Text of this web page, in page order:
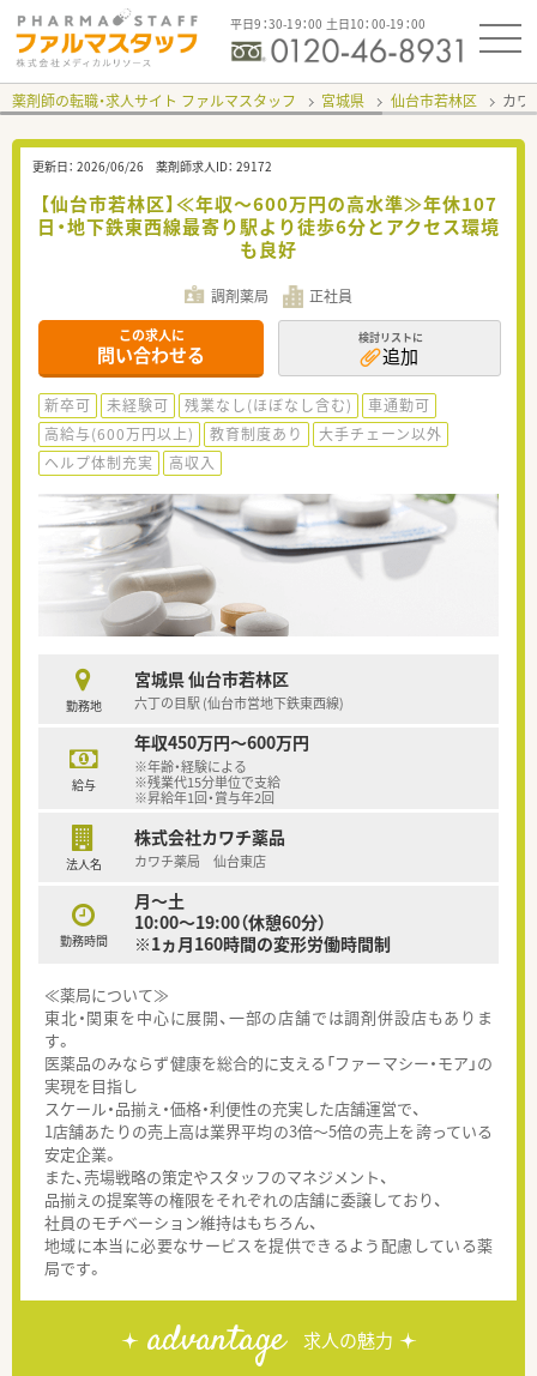
平日9：30-19：00 土日10：00-19：00
薬剤師の転職・求人サイト ファルマスタッフ 宮城県 仙台市若林区 カ
更新日： 2026/06/26 薬剤師求人ID： 29172
【仙台市若林区】≪年収～600万円の高水準≫年休107
日・地下鉄東西線最寄り駅より徒歩6分とアクセス環境
も良好
調剤薬局 正社員
この求人に
問い合わせる
検討リストに
追加
新卒可 未経験可 残業なし(ほぼなし含む)
車通勤可
高給与(600万円以上)
教育制度あり
大手チェーン以外
ヘルプ体制充実
高収入
勤務地
宮城県 仙台市若林区
六丁の目駅 (仙台市営地下鉄東西線)
給与
年収450万円～600万円
※年齢・経験による
※残業代15分単位で支給
※昇給年1回・賞与年2回
法人名
株式会社カワチ薬品
カワチ薬局 仙台東店
勤務時間
月～土
10:00～19:00（休憩60分）
※1ヵ月160時間の変形労働時間制
≪薬局について≫
東北・関東を中心に展開、一部の店舗では調剤併設店もありま
す。
医薬品のみならず健康を総合的に支える「ファーマシー・モア」の
実現を目指し
スケール・品揃え・価格・利便性の充実した店舗運営で、
1店舗あたりの売上高は業界平均の3倍～5倍の売上を誇っている
安定企業。
また、売場戦略の策定やスタッフのマネジメント、
品揃えの提案等の権限をそれぞれの店舗に委譲しており、
社員のモチベーション維持はもちろん、
地域に本当に必要なサービスを提供できるよう配慮している薬
局です。
advantage 求人の魅力